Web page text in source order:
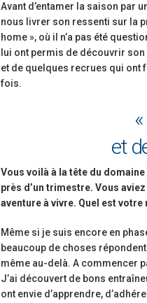
Avant d’entamer la saison par
nous livrer son ressenti sur la
home », où il n’a pas été
lui ont permis de découvrir
et de quelques recrues qui ont
fois.
et
Vous voilà à la tête du
près d’un trimestre. Vous
aventure à vivre. Quel est
Même si je suis encore en
beaucoup de choses
même au-delà. A commencer
J’ai découvert de bons
ont envie d’apprendre,
Les adversaires en Fédérale 2
vieilles connaissances et un
6 juillet 2026
Groupe senior: tout un